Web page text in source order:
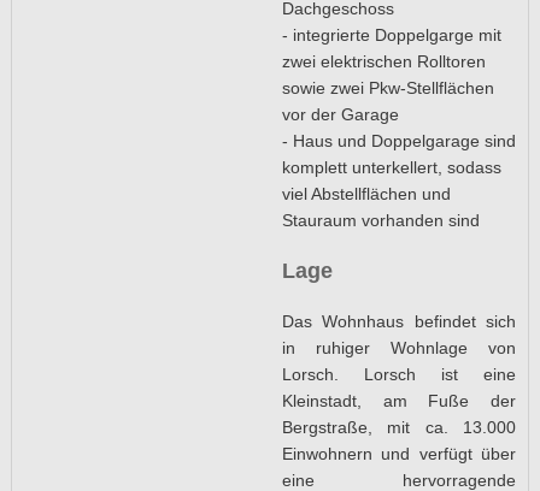
Dachgeschoss
- integrierte Doppelgarge mit
zwei elektrischen Rolltoren
sowie zwei Pkw-Stellflächen
vor der Garage
- Haus und Doppelgarage sind
komplett unterkellert, sodass
viel Abstellflächen und
Stauraum vorhanden sind
Lage
Das Wohnhaus befindet sich
in ruhiger Wohnlage von
Lorsch. Lorsch ist eine
Kleinstadt, am Fuße der
Bergstraße, mit ca. 13.000
Einwohnern und verfügt über
eine hervorragende